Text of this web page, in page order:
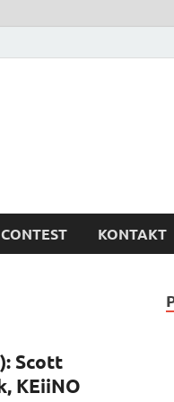
KONTAKT
Scott
KEiiNO